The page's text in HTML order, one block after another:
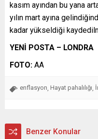
kasım ayından bu yana
yılın mart ayına
kadar yükseldiği
YENİ POSTA – LONDRA
FOTO: AA
enflasyon, Hayat pahalılığı,
Benzer Konular